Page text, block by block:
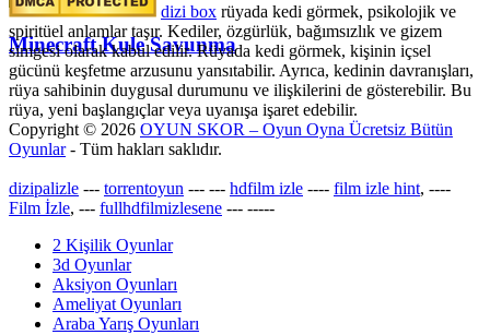
Minecraft Kule Savunma
dizi box rüyada kedi görmek​, psikolojik ve
spiritüel anlamlar taşır. Kediler, özgürlük, bağımsızlık ve gizem
simgesi olarak kabul edilir. Rüyada kedi görmek, kişinin içsel
gücünü keşfetme arzusunu yansıtabilir. Ayrıca, kedinin davranışları,
rüya sahibinin duygusal durumunu ve ilişkilerini de gösterebilir. Bu
rüya, yeni başlangıçlar veya uyanışa işaret edebilir.
Copyright © 2026 OYUN SKOR – Oyun Oyna Ücretsiz Bütün
Oyunlar- Tüm hakları saklıdır.
dizipalizle --- torrentoyun --- --- hdfilm izle ---- film izle hint, ----
Film İzle, --- fullhdfilmizlesene --- -----
2 Kişilik Oyunlar
3d Oyunlar
Aksiyon Oyunları
Ameliyat Oyunları
Araba Yarış Oyunları